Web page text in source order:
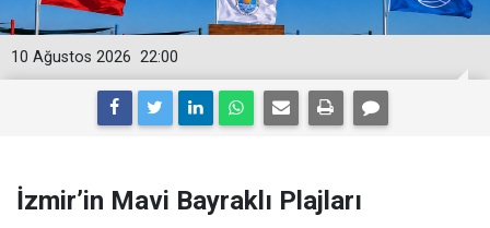
22:00
10 Ağustos 2026
İzmir’in Mavi Bayraklı Plajları